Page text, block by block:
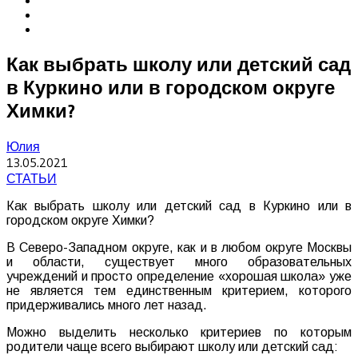
Как выбрать школу или детский сад
в Куркино или в городском округе
Химки?
Юлия
13.05.2021
СТАТЬИ
Как выбрать школу или детский сад в Куркино или в
городском округе Химки?
В Северо-Западном округе, как и в любом округе Москвы
и области, существует много образовательных
учреждений и просто определение «хорошая школа» уже
не является тем единственным критерием, которого
придерживались много лет назад.
Можно выделить несколько критериев по которым
родители чаще всего выбирают школу или детский сад: